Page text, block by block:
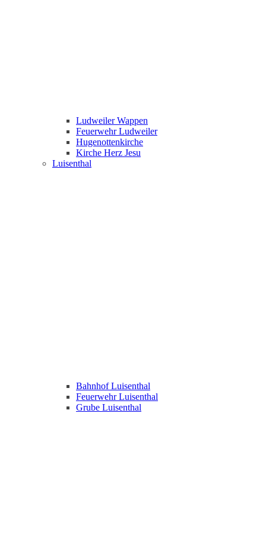
Ludweiler Wappen
Feuerwehr Ludweiler
Hugenottenkirche
Kirche Herz Jesu
Luisenthal
Bahnhof Luisenthal
Feuerwehr Luisenthal
Grube Luisenthal